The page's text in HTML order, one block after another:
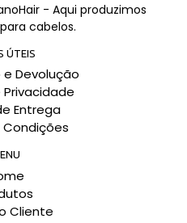
- Aqui produzimos
cabelos.
ÚTEIS
Devolução
Entrega
Condições
Cliente